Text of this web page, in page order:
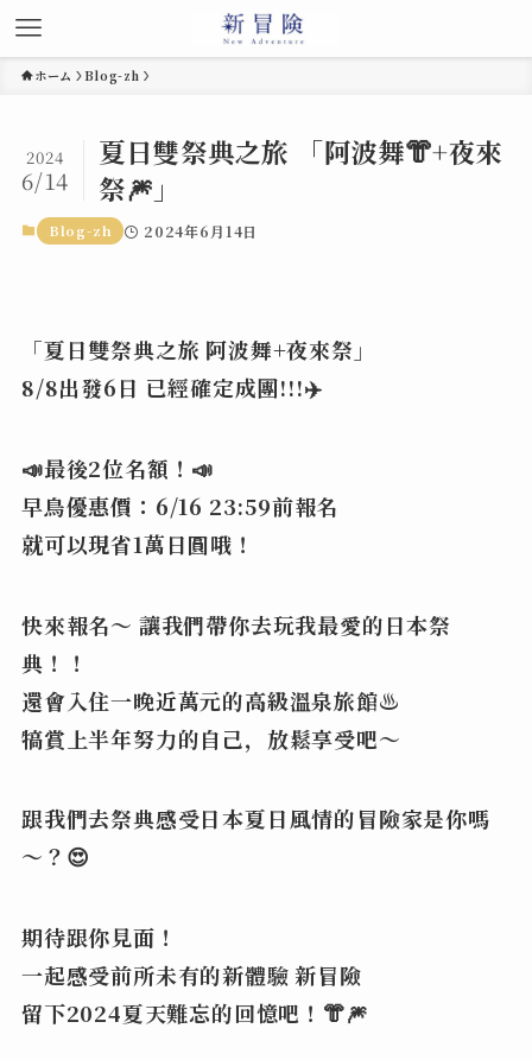
ホーム Blog-zh
夏日雙祭典之旅 「阿波舞👘+夜來
祭🎆」
2024
6/14
Blog-zh 2024年6月14日
「夏日雙祭典之旅 阿波舞+夜來祭」
8/8出發6日 已經確定成團!!!✈️
📣最後2位名額！📣
早鳥優惠價：6/16 23:59前報名
就可以現省1萬日圓哦！
快來報名～ 讓我們帶你去玩我最愛的日本祭
典！！
還會入住一晚近萬元的高級溫泉旅館♨️
犒賞上半年努力的自己，放鬆享受吧～
跟我們去祭典感受日本夏日風情的冒險家是你嗎
～？😍
期待跟你見面！
一起感受前所未有的新體驗 新冒險
留下2024夏天難忘的回憶吧！👘🎆